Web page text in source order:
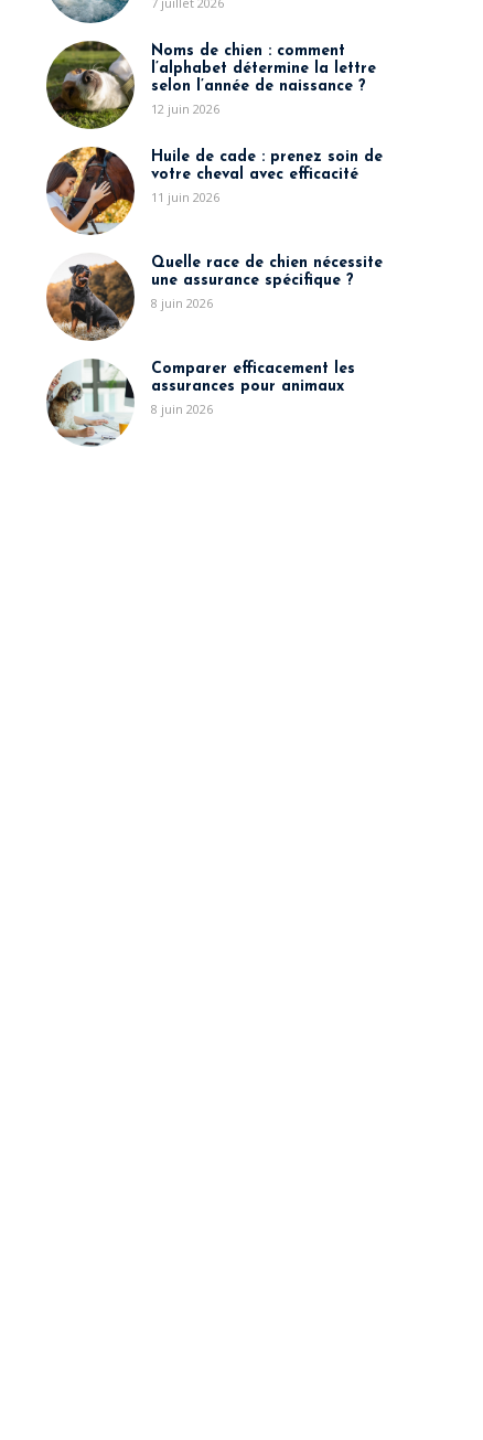
Noms de chien : comment
l’alphabet détermine la lettre
selon l’année de naissance ?
12 juin 2026
Huile de cade : prenez soin de
votre cheval avec efficacité
11 juin 2026
Quelle race de chien nécessite
une assurance spécifique ?
8 juin 2026
Comparer efficacement les
assurances pour animaux
8 juin 2026